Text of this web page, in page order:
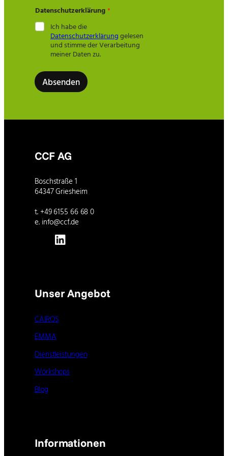
c
h
r
Datenschutzerklärung*
Ich habe die
Datenschutzerklärunggelesen
und stimme der Verarbeitung
meiner Daten zu.
Absenden
CCF AG
Boschstraße 1
64347 Griesheim
t. +49 6155 66 68 0
e. info@ccf.de
Unser Angebot
CAIROS
EMMA
Dienstleistungen
Workshops
Blog
Informationen